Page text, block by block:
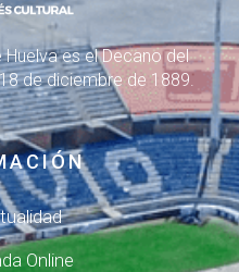
Huelva es el Decano del
de diciembre de 1889.
Online